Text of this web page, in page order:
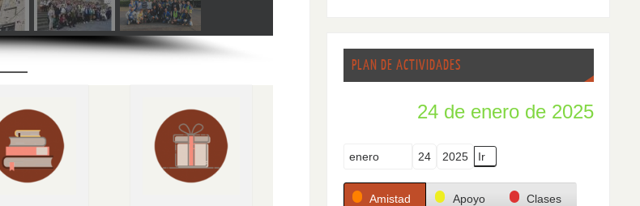
PLAN DE ACTIVIDADES
24 de enero de 2025
Mes
Día
Año
Categorías
Amistad Apoyo Clases